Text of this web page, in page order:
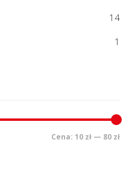
14
1
Cena: 10 zł — 80 zł